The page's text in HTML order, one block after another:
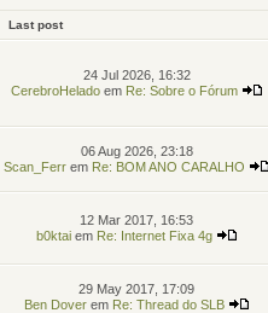
Last post
24 Jul 2026, 16:32
CerebroHeladoem Re: Sobre o Fórum
06 Aug 2026, 23:18
Scan_Ferrem Re: BOM ANO CARALHO
12 Mar 2017, 16:53
b0ktaiem Re: Internet Fixa 4g
29 May 2017, 17:09
Ben Doverem Re: Thread do SLB